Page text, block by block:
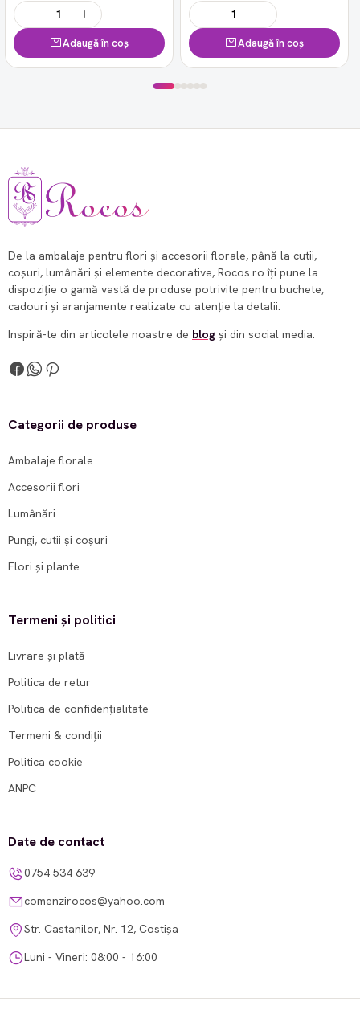
Adaugă în coș Adaugă în coș
De la ambalaje pentru flori și accesorii florale, până la cutii,
coșuri, lumânări și elemente decorative, Rocos.ro îți pune la
dispoziție o gamă vastă de produse potrivite pentru buchete,
cadouri și aranjamente realizate cu atenție la detalii.
Inspiră-te din articolele noastre de blog și din social media.
Categorii de produse
Ambalaje florale
Accesorii flori
Lumânări
Pungi, cutii și coșuri
Flori și plante
Termeni și politici
Livrare și plată
Politica de retur
Politica de confidențialitate
Termeni & condiții
Politica cookie
ANPC
Date de contact
0754 534 639
comenzirocos@yahoo.com
Str. Castanilor, Nr. 12, Costișa
Luni - Vineri: 08:00 - 16:00